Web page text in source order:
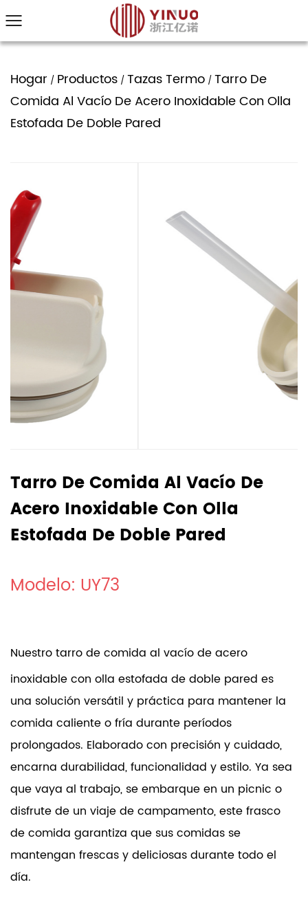
Hogar / Productos / Tazas Termo / Tarro De
Comida Al Vacío De Acero Inoxidable Con Olla
Estofada De Doble Pared
Tarro De Comida Al Vacío De
Acero Inoxidable Con Olla
Estofada De Doble Pared
Modelo: UY73
Nuestro tarro de comida al vacío de acero
inoxidable con olla estofada de doble pared es
una solución versátil y práctica para mantener la
comida caliente o fría durante períodos
prolongados. Elaborado con precisión y cuidado,
encarna durabilidad, funcionalidad y estilo. Ya sea
que vaya al trabajo, se embarque en un picnic o
disfrute de un viaje de campamento, este frasco
de comida garantiza que sus comidas se
mantengan frescas y deliciosas durante todo el
día.